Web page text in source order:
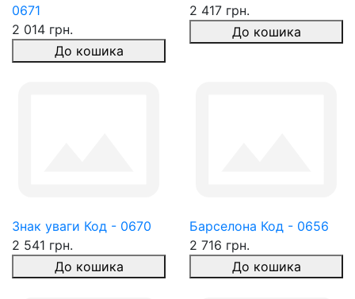
0671
2 014 грн.
До кошика
2 417 грн.
До кошика
Знак уваги Код - 0670
2 541 грн.
До кошика
Барселона Код - 0656
2 716 грн.
До кошика